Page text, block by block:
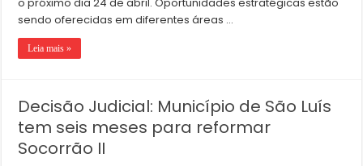
o próximo dia 24 de abril. Oportunidades estratégicas estão
sendo oferecidas em diferentes áreas …
Leia mais »
Decisão Judicial: Município de São Luís
tem seis meses para reformar
Socorrão II